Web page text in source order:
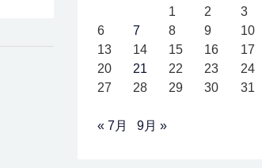
1
2 3
6
7 8 9 10
13
14 15 16 17
20
21 22 23 24
27
28 29 30 31
« 7月 9月 »